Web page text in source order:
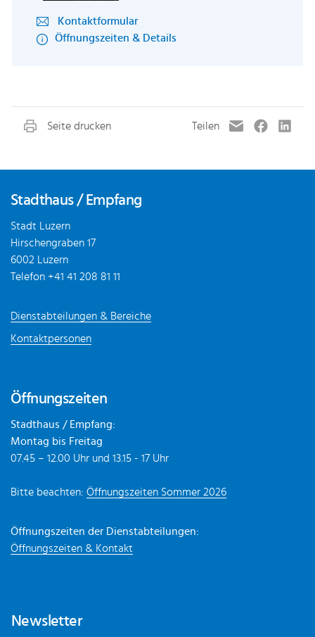
Kontaktformular
Öffnungszeiten & Details
Stadthaus / Empfang
Stadt Luzern
Hirschengraben 17
6002 Luzern
Telefon +41 41 208 81 11
Dienstabteilungen & Bereiche
Kontaktpersonen
Öffnungszeiten
Stadthaus / Empfang:
Montag bis Freitag
07.45 – 12.00 Uhr und 13.15 - 17 Uhr
Bitte beachten: Öffnungszeiten Sommer 2026
Öffnungszeiten der Dienstabteilungen:
Öffnungszeiten & Kontakt
Newsletter